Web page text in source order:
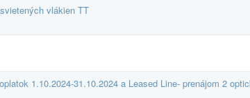
vlákien TT
1.10.2024-31.10.2024 a Leased Line- prenájom 2